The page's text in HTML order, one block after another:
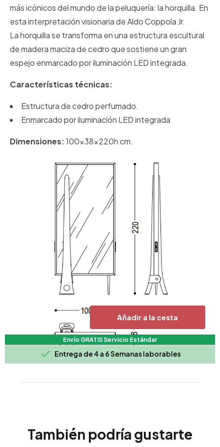
Añadir a la cesta
Envío GRATIS Servicio Estándar
 Entrega de 4 a 6 Semanas laborables
más icónicos del mundo de la peluquería: la horquilla. En
esta interpretación visionaria de Aldo Coppola Jr.
La horquilla se transforma en una estructura escultural
de madera maciza de cedro que sostiene un gran
espejo enmarcado por iluminación LED integrada.
Características técnicas:
Estructura de cedro perfumado.
Enmarcado por iluminación LED integrada
Dimensiones:100x38x220h cm.
También podría gustarte